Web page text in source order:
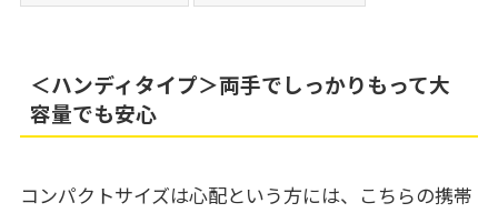
＜ハンディタイプ＞両手でしっかりもって大
容量でも安心
コンパクトサイズは心配という方には、こちらの携帯